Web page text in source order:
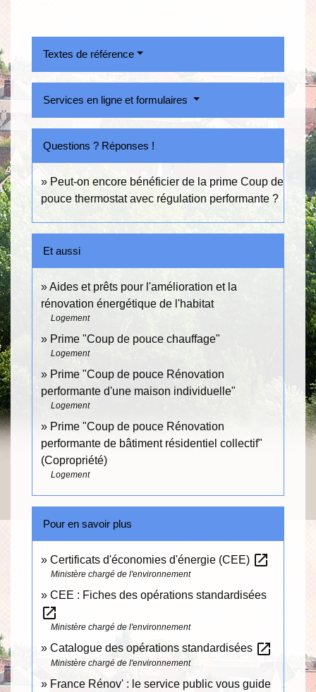
Textes de référence
Services en ligne et formulaires
Questions ? Réponses !
Peut-on encore bénéficier de la prime Coup de
pouce thermostat avec régulation performante ?
Et aussi
Aides et prêts pour l'amélioration et la
rénovation énergétique de l'habitat
Logement
Prime "Coup de pouce chauffage"
Logement
Prime "Coup de pouce Rénovation
performante d'une maison individuelle"
Logement
Prime "Coup de pouce Rénovation
performante de bâtiment résidentiel collectif"
(Copropriété)
Logement
Pour en savoir plus
Certificats d'économies d'énergie (CEE) open_in_new
Ministère chargé de l'environnement
CEE : Fiches des opérations standardisées
open_in_new
Ministère chargé de l'environnement
Catalogue des opérations standardisées open_in_new
Ministère chargé de l'environnement
France Rénov' : le service public vous guide